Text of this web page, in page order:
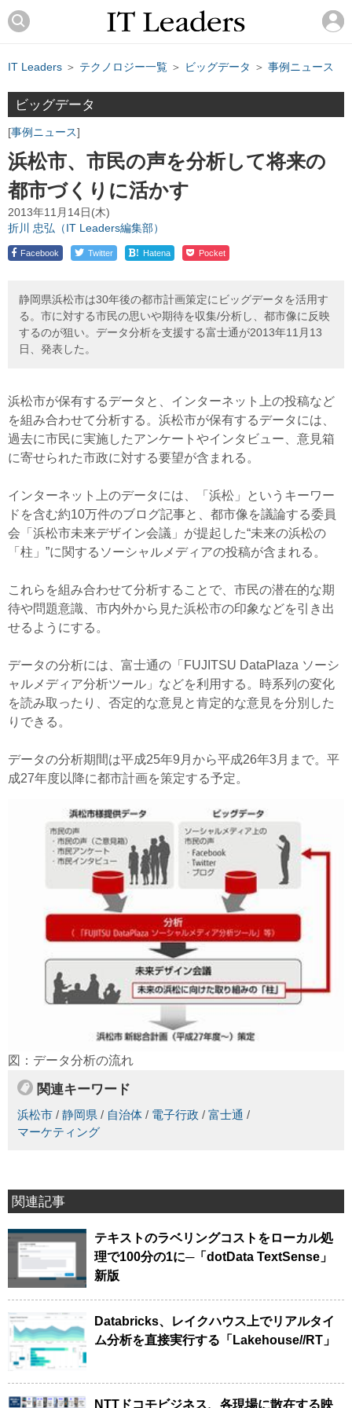
IT Leaders ＞ テクノロジー一覧 ＞ ビッグデータ ＞ 事例ニュース
ビッグデータ
事例ニュース
浜松市、市民の声を分析して将来の
都市づくりに活かす
2013年11月14日(木)
折川 忠弘（IT Leaders編集部）
Facebook Twitter ! Hatena Pocket
静岡県浜松市は30年後の都市計画策定にビッグデータを活用す
る。市に対する市民の思いや期待を収集/分析し、都市像に反映
するのが狙い。データ分析を支援する富士通が2013年11月13
日、発表した。
浜松市が保有するデータと、インターネット上の投稿など
を組み合わせて分析する。浜松市が保有するデータには、
過去に市民に実施したアンケートやインタビュー、意見箱
に寄せられた市政に対する要望が含まれる。
インターネット上のデータには、「浜松」というキーワー
ドを含む約10万件のブログ記事と、都市像を議論する委員
会「浜松市未来デザイン会議」が提起した“未来の浜松の
「柱」”に関するソーシャルメディアの投稿が含まれる。
これらを組み合わせて分析することで、市民の潜在的な期
待や問題意識、市内外から見た浜松市の印象などを引き出
せるようにする。
データの分析には、富士通の「FUJITSU DataPlaza ソーシ
ャルメディア分析ツール」などを利用する。時系列の変化
を読み取ったり、否定的な意見と肯定的な意見を分別した
りできる。
データの分析期間は平成25年9月から平成26年3月まで。平
成27年度以降に都市計画を策定する予定。
図：データ分析の流れ
関連キーワード
浜松市 / 静岡県 / 自治体 / 電子行政 / 富士通 /
マーケティング
関連記事
テキストのラベリングコストをローカル処
理で100分の1に─「dotData TextSense」
新版
Databricks、レイクハウス上でリアルタイ
ム分析を直接実行する「Lakehouse//RT」
NTTドコモビジネス、各現場に散在する映